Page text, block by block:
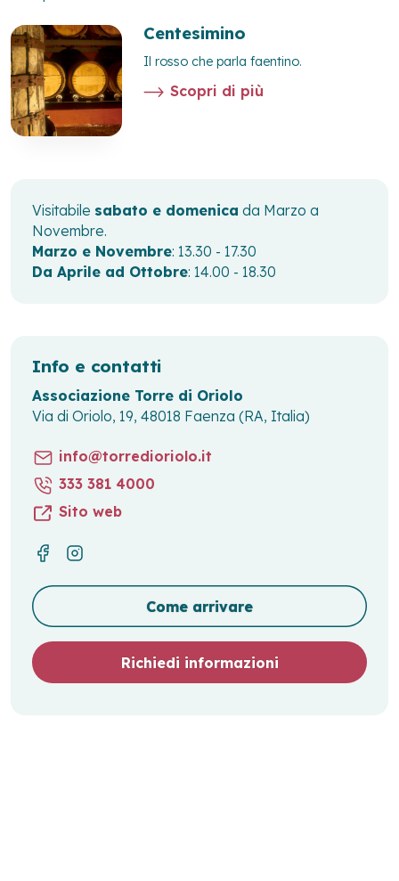
Centesimino
Il rosso che parla faentino.
Scopri di più
Visitabile sabato e domenica da Marzo a
Novembre.
Marzo e Novembre: 13.30 - 17.30
Da Aprile ad Ottobre: 14.00 - 18.30
Info e contatti
Associazione Torre di Oriolo
Via di Oriolo, 19, 48018 Faenza (RA, Italia)
info@torredioriolo.it
333 381 4000
Sito web
Come arrivare
Richiedi informazioni